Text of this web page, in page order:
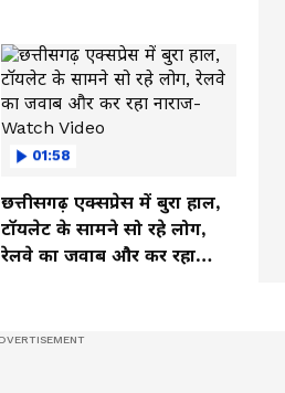
01:58
छत्तीसगढ़ एक्सप्रेस में बुरा हाल,
टॉयलेट के सामने सो रहे लोग,
रेलवे का जवाब और कर रहा